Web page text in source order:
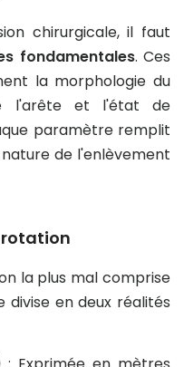
chirurgicale, il faut
fondamentales. Ces
la morphologie du
l'arête et l'état de
paramètre remplit
de l'enlèvement
rotation
la plus mal comprise
en deux réalités